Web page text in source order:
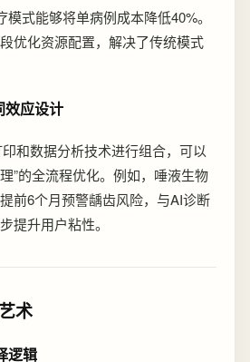
式能够将单病例成本降低40%。
优化资源配置，解决了传统模式
效应设计
和数据分析技术进行组合，可以
”的全流程优化。例如，唾液生物
前6个月预警龋齿风险，与AI诊断
提升用户粘性。
术
逻辑